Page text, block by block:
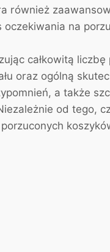
również
na
całkowitą liczbę
oraz ogólną
a także
od tego,